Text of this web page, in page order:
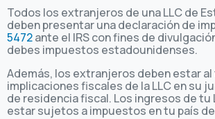
Todos los extranjeros de una LLC de
deben presentar una declaración de
5472ante el IRS con fines de
debes impuestos estadounidenses.
Además, los extranjeros deben estar
implicaciones fiscales de la LLC en su
de residencia fiscal. Los ingresos de tu
estar sujetos a impuestos en tu país